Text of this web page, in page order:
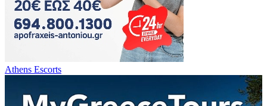
Athens Escorts